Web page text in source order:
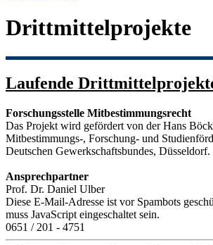
Drittmittelprojekte
Laufende
Forschungsstelle Mitbestimmungsrecht
Das Projekt wird gefördert von der Hans
Mitbestimmungs-, Forschung- und
Deutschen Gewerkschaftsbundes, Düsseldorf.
Ansprechpartner
Prof. Dr. Daniel Ulber
Diese E-Mail-Adresse ist vor Spambots
muss JavaScript eingeschaltet sein.
0651 / 201 - 4751